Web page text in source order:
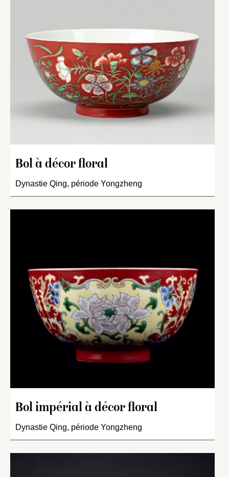
Bol à décor floral
Dynastie Qing, période Yongzheng
Bol impérial à décor floral
Dynastie Qing, période Yongzheng